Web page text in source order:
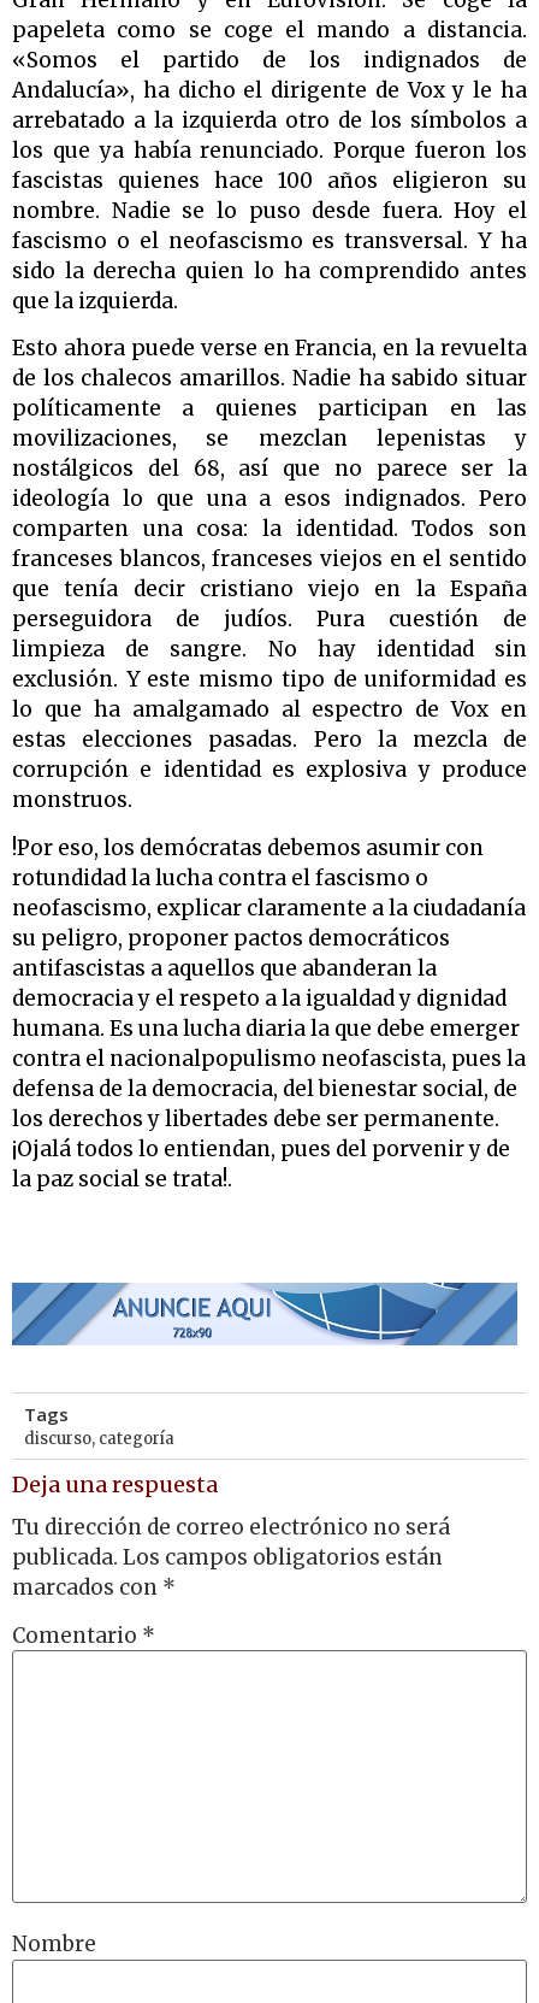
papeleta como se coge el mando a distancia.
«Somos el partido de los indignados de
Andalucía», ha dicho el dirigente de Vox y le ha
arrebatado a la izquierda otro de los símbolos a
los que ya había renunciado. Porque fueron los
fascistas quienes hace 100 años eligieron su
nombre. Nadie se lo puso desde fuera. Hoy el
fascismo o el neofascismo es transversal. Y ha
sido la derecha quien lo ha comprendido antes
que la izquierda.
Esto ahora puede verse en Francia, en la revuelta
de los chalecos amarillos. Nadie ha sabido situar
políticamente a quienes participan en las
movilizaciones, se mezclan lepenistas y
nostálgicos del 68, así que no parece ser la
ideología lo que una a esos indignados. Pero
comparten una cosa: la identidad. Todos son
franceses blancos, franceses viejos en el sentido
que tenía decir cristiano viejo en la España
perseguidora de judíos. Pura cuestión de
limpieza de sangre. No hay identidad sin
exclusión. Y este mismo tipo de uniformidad es
lo que ha amalgamado al espectro de Vox en
estas elecciones pasadas. Pero la mezcla de
corrupción e identidad es explosiva y produce
monstruos.
!Por eso, los demócratas debemos asumir con
rotundidad la lucha contra el fascismo o
neofascismo, explicar claramente a la ciudadanía
su peligro, proponer pactos democráticos
antifascistas a aquellos que abanderan la
democracia y el respeto a la igualdad y dignidad
humana. Es una lucha diaria la que debe emerger
contra el nacionalpopulismo neofascista, pues la
defensa de la democracia, del bienestar social, de
los derechos y libertades debe ser permanente.
¡Ojalá todos lo entiendan, pues del porvenir y de
la paz social se trata!.
Tags
discurso, categoría
Deja una respuesta
Tu dirección de correo electrónico no será
publicada. Los campos obligatorios están
marcados con *
Comentario *
Nombre